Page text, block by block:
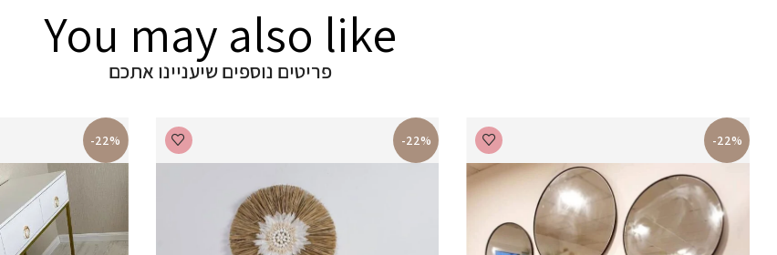
You may also like
פריטים נוספים שיעניינו אתכם
-22%
-22%
-22%